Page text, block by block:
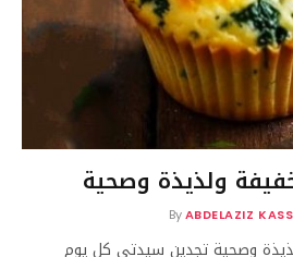
ولذيذة وصحية
By ABDELAZIZ
وصحية تجدين سيدتي كل يوم